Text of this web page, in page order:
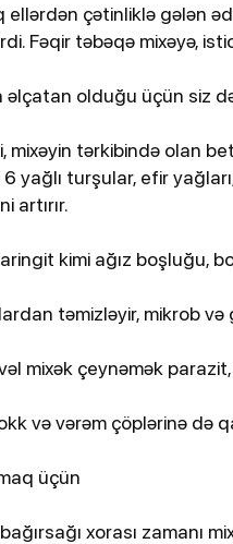
ellərdən çətinliklə gələn
Fəqir təbəqə mixəyə,
əlçatan olduğu üçün siz
mixəyin tərkibində olan
yağlı turşular, efir
artırır.
kimi ağız boşluğu,
təmizləyir, mikrob
mixək çeynəmək
və vərəm çöplərinə də
üçün
xorası zamanı